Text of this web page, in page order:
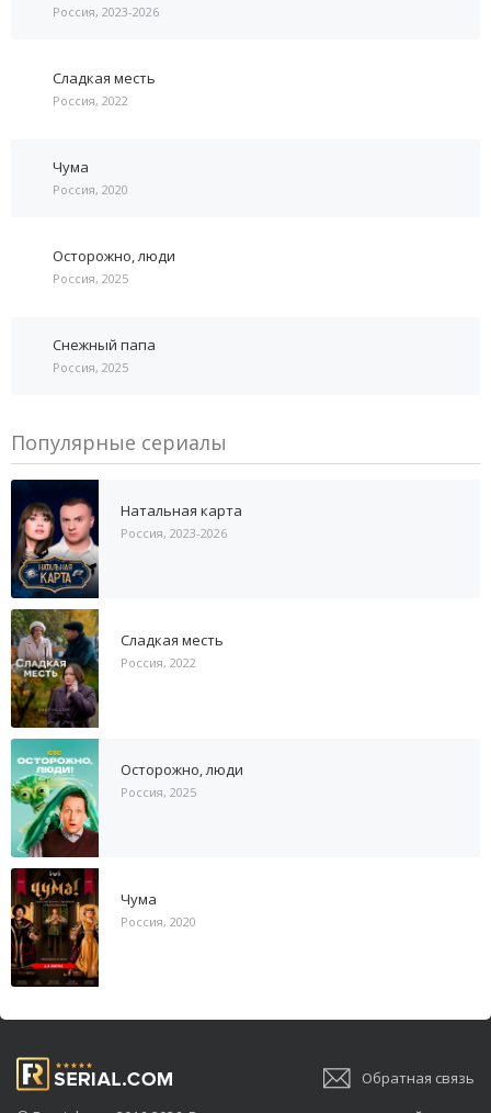
Россия, 2023-2026
Сладкая месть
Россия, 2022
Чума
Россия, 2020
Осторожно, люди
Россия, 2025
Снежный папа
Россия, 2025
Популярные сериалы
Натальная карта
Россия, 2023-2026
Сладкая месть
Россия, 2022
Осторожно, люди
Россия, 2025
Чума
Россия, 2020
Обратная связь